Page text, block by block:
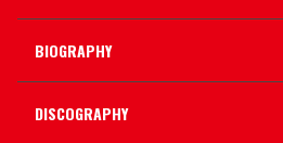
BIOGRAPHY
DISCOGRAPHY